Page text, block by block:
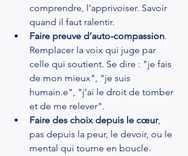
comprendre, l’apprivoiser. Savoir
quand il faut ralentir.
Faire preuve d’auto-compassion.
Remplacer la voix qui juge par
celle qui soutient. Se dire : "je fais
de mon mieux", "je suis
humain.e", "j’ai le droit de tomber
et de me relever".
Faire des choix depuis le cœur,
pas depuis la peur, le devoir, ou le
mental qui tourne en boucle.